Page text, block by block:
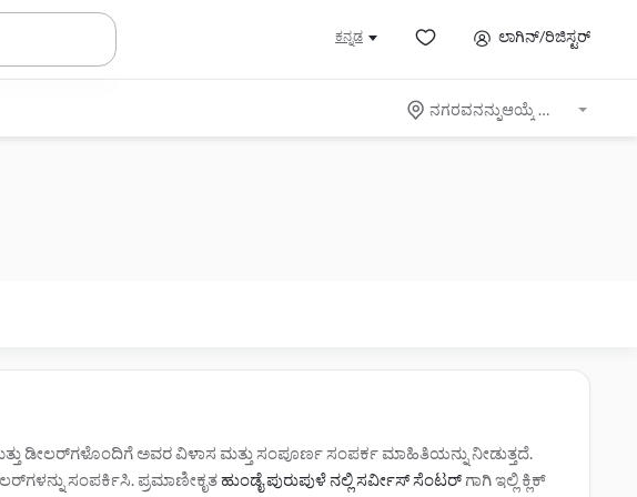
ಕನ್ನಡ ಲಾಗಿನ್/ರಿಜಿಸ್ಟರ್
ನಗರವನನ್ನುಆಯ್ಕೆ ಮಾಡಿ
ಡೀಲರ್‌ಗಳೊಂದಿಗೆ ಅವರ ವಿಳಾಸ ಮತ್ತು ಸಂಪೂರ್ಣ ಸಂಪರ್ಕ ಮಾಹಿತಿಯನ್ನು ನೀಡುತ್ತದೆ.
ಸಂಪರ್ಕಿಸಿ. ಪ್ರಮಾಣೀಕೃತಹುಂಡೈ ಪುರುಪುಳೆ ನಲ್ಲಿ ಸರ್ವೀಸ್‌ ಸೆಂಟರ್‌ ಗಾಗಿ ಇಲ್ಲಿ ಕ್ಲಿಕ್